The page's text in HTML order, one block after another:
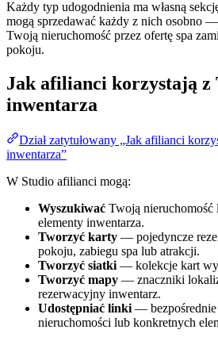
Każdy typ udogodnienia ma własną
mogą sprzedawać każdy z nich osobno
Twoją nieruchomość przez ofertę spa
pokoju.
Jak afilianci korzystają z
inwentarza
Dział zatytułowany „Jak afilianci
inwentarza”
W Studio afilianci mogą:
Wyszukiwać Twoją nieruchomość
elementy inwentarza.
Tworzyć karty — pojedyncze
pokoju, zabiegu spa lub atrakcji.
Tworzyć siatki — kolekcje kart
Tworzyć mapy — znaczniki
rezerwacyjny inwentarz.
Udostępniać linki —
nieruchomości lub konkretnych